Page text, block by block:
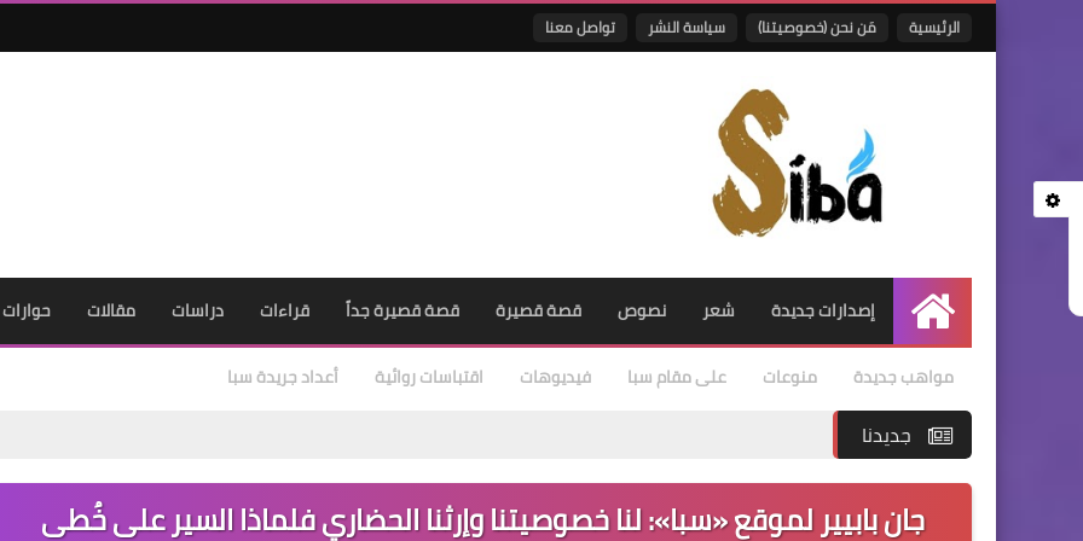
الرئيسية مَن نحن (خصوصيتنا) سياسة النشر تواصل معنا
الرئيسية
إصدارات جديدة شعر نصوص قصة قصيرة قصة قصيرة جداً قراءات دراسات مقالات حوارات
مواهب جديدة منوعات على مقام سبا فيديوهات اقتباسات روائية أعداد جريدة سبا
جديدنا
جان بابيير لموقع «سبا»: لنا خصوصيتنا وإرثنا الحضاري فلماذا السير على خُطى